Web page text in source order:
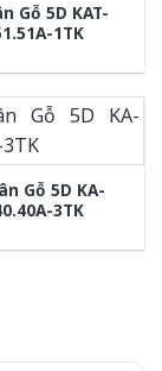
Gỗ 5D KAT-
1TK
Gỗ 5D KA-
3TK